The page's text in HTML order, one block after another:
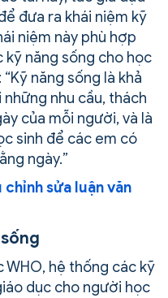
đưa ra khái niệm kỹ
niệm này phù hợp
năng sống cho học
năng sống là khả
nhu cầu, thách
của mỗi người, và là
sinh để các em có
ngày.”
chỉnh sửa luận văn
hệ thống các kỹ
dục cho người học